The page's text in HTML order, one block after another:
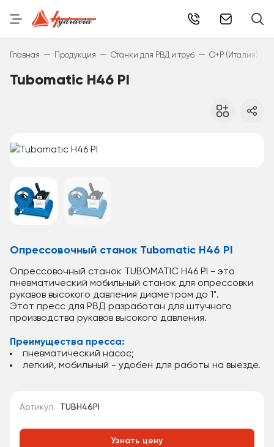
Главная — Продукция — Станки для РВД и труб — O+P (Италия)
Tubomatic H46 PI
Опрессовочный станок Tubomatic H46 PI
Опрессовочный станок TUBOMATIC H46 PI - это
пневматический мобильный станок для опрессовки
рукавов высокого давления диаметром до 1".
Этот пресс для РВД разработан для штучного
производства рукавов высокого давления.
Преимущества пресса:
пневматический насос;
легкий, мобильный - удобен для работы на выезде.
Артикул: TUBH46PI
Узнать цену